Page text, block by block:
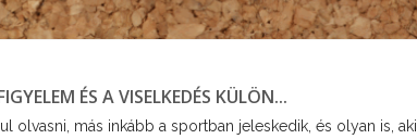
ÉS A VISELKEDÉS KÜLÖN...
olvasni, más inkább a sportban jeleskedik, és olyan is, aki